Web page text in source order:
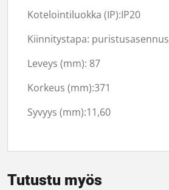
Kotelointiluokka (IP):IP20
Kiinnitystapa: puristusasennus
Leveys (mm): 87
Korkeus (mm):371
Syvyys (mm):11,60
Tutustu myös